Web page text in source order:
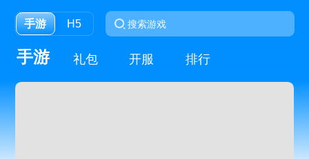
手游 H5
手游 礼包 开服 排行